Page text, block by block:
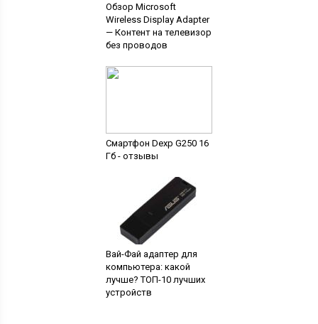
Обзор Microsoft
Wireless Display Adapter
— Контент на телевизор
без проводов
Смартфон Dexp G250 16
Гб - отзывы
Вай-Фай адаптер для
компьютера: какой
лучше? ТОП-10 лучших
устройств